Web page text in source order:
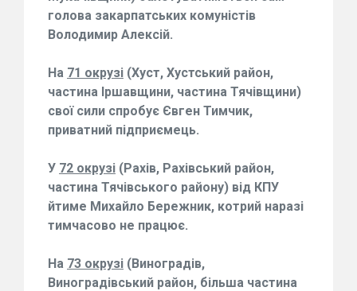
голова закарпатських комуністів
Володимир Алексій.
На 71 окрузі (Хуст, Хустський район,
частина Іршавщини, частина Тячівщини)
свої сили спробує Євген Тимчик,
приватний підприємець.
У 72 окрузі (Рахів, Рахівський район,
частина Тячівського району) від КПУ
йтиме Михайло Бережник, котрий наразі
тимчасово не працює.
На 73 окрузі (Виноградів,
Виноградівський район, більша частина